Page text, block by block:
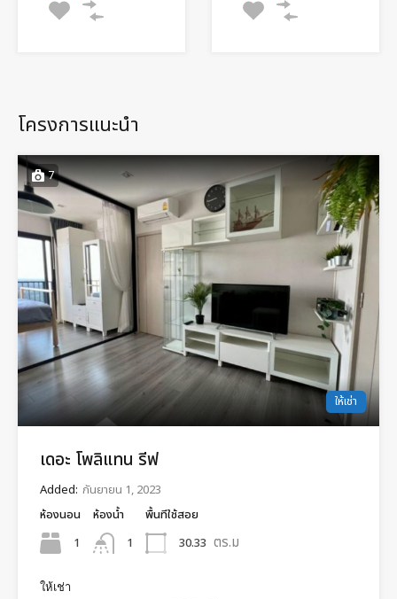
โครงการแนะนำ
7
ให้เช่า
เดอะ โพลิแทน รีฟ
Added: กันยายน 1, 2023
ห้องนอน
1
ห้องน้ำ
1
พื้นทีใช้สอย
30.33 ตร.ม
ให้เช่า